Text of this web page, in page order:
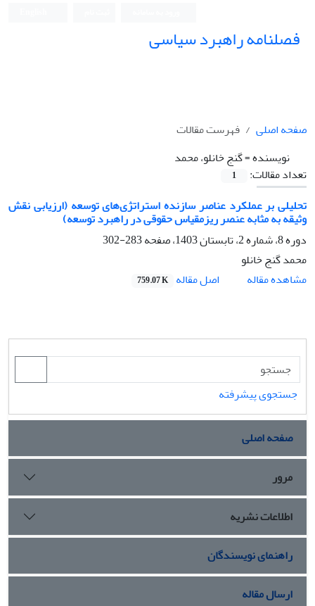
فصلنامه راهبرد سیاسی
صفحه اصلی
فهرست مقالات
نویسنده =گنج خانلو، محمد
تعداد مقالات:
1
تحلیلی بر عملکرد عناصر سازنده استراتژی‌های توسعه (ارزیابی نقش
وثیقه به مثابه عنصر ریزمقیاس حقوقی در راهبرد توسعه)
دوره 8، شماره 2، تابستان 1403، صفحه
283-302
محمد گنج خانلو
مشاهده مقاله
اصل مقاله 759.07 K
جستجوی پیشرفته
صفحه اصلی
مرور
اطلاعات نشریه
راهنمای نویسندگان
ارسال مقاله